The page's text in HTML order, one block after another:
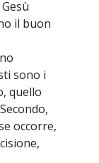
il buon
sono i
quello
occorre,